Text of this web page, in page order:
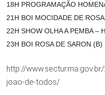
18H PROGRAMAÇÃO
21H BOI MOCIDADE DE
22H SHOW OLHA A PEMBA –
23H BOI ROSA DE SARON (B)
http://
joao-de-todos/